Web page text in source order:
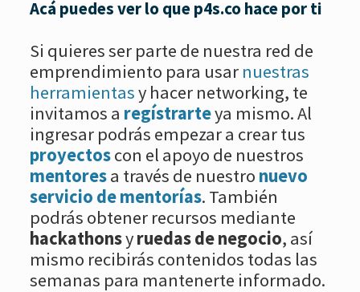
Acá puedes ver lo que p4s.co hace por ti
Si quieres ser parte de nuestra red de
emprendimiento para usar nuestras
herramientasy hacer networking, te
invitamos a regístrarteya mismo. Al
ingresar podrás empezar a crear tus
proyectoscon el apoyo de nuestros
mentoresa través de nuestro nuevo
servicio de mentorías. También
podrás obtener recursos mediante
hackathonsyruedas de negocio, así
mismo recibirás contenidos todas las
semanas para mantenerte informado.